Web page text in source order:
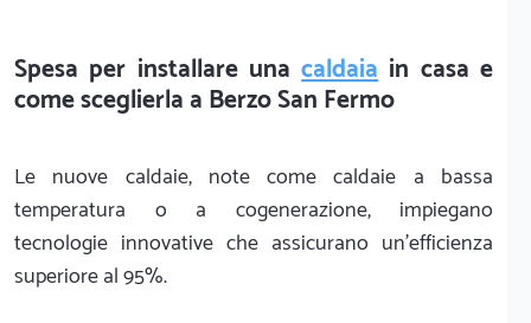
Spesa per installare unacaldaiain casa e
come sceglierla a Berzo San Fermo
Le nuove caldaie, note come caldaie a bassa
temperatura o a cogenerazione, impiegano
tecnologie innovative che assicurano un'efficienza
superiore al 95%.